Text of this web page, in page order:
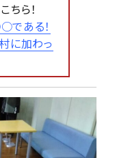
ちら！
ある！
に加わっ